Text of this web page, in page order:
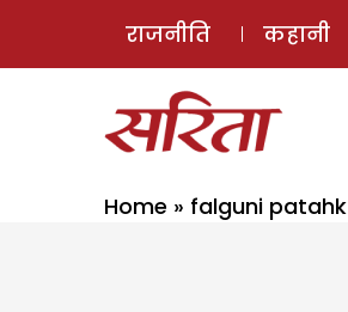
राजनीति कहानी
Home » falguni patahk